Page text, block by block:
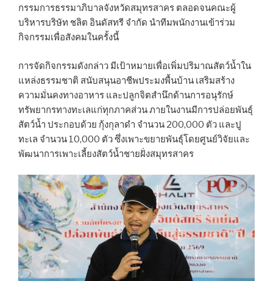
กรรมการธรรมาภิบาลจังหวัดสมุทรสาคร ตลอดจนคณะผู้
บริหารบริษัท ชลิต อินดัสทรี จำกัด นำทีมพนักงานเข้าร่วม
กิจกรรมเพื่อสังคมในครั้งนี้
การจัดกิจกรรมดังกล่าว มีเป้าหมายเพื่อเพิ่มปริมาณสัตว์น้ำใน
แหล่งธรรมชาติ สนับสนุนอาชีพประมงพื้นบ้าน เสริมสร้าง
ความมั่นคงทางอาหาร และปลูกจิตสำนึกด้านการอนุรักษ์
ทรัพยากรทางทะเลแก่ทุกภาคส่วน ภายในงานมีการปล่อยพันธุ์
สัตว์น้ำ ประกอบด้วย กุ้งกุลาดำ จำนวน 200,000 ตัว และปู
ทะเล จำนวน 10,000 ตัว ซึ่งเพาะขยายพันธุ์โดยศูนย์วิจัยและ
พัฒนาการเพาะเลี้ยงสัตว์น้ำชายฝั่งสมุทรสาคร